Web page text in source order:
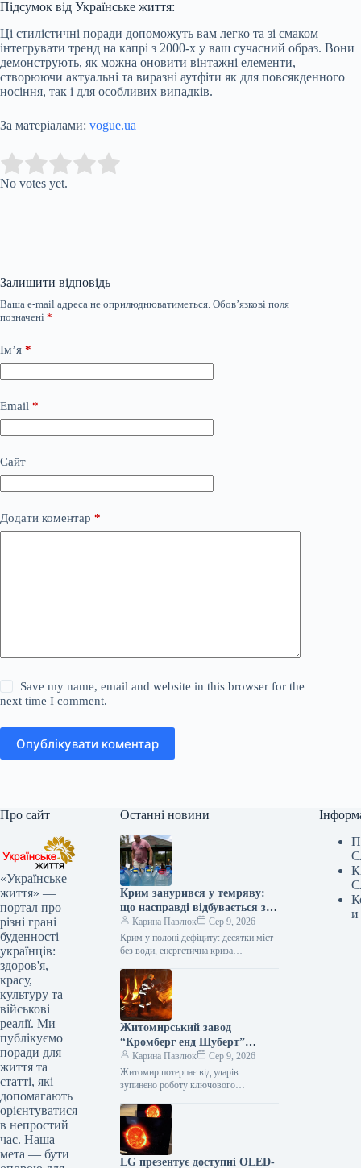
Підсумок від Українське життя:
Ці стилістичні поради допоможуть вам легко та зі смаком
інтегрувати тренд на капрі з 2000-х у ваш сучасний образ. Вони
демонструють, як можна оновити вінтажні елементи,
створюючи актуальні та виразні аутфіти як для повсякденного
носіння, так і для особливих випадків.
За матеріалами: vogue.ua
Rate this item:
No votes yet.
Залишити відповідь
Ваша e-mail адреса не оприлюднюватиметься. Обов’язкові поля
позначені *
Ім’я *
Email *
Сайт
Додати коментар *
Save my name, email and website in this browser for the
next time I comment.
Опублікувати коментар
Про сайт
«Українське
життя» —
портал про
різні грані
буденності
українців:
здоров'я,
красу,
культуру та
військові
реалії. Ми
публікуємо
поради для
життя та
статті, які
допомагають
орієнтуватися
в непростий
час. Наша
мета — бути
Останні новини
Крим занурився у темряву:
що насправді відбувається з
енерго- та водопостачанням
півострова
Карина Павлюк
Сер 9, 2026
Крим у полоні дефіциту: десятки міст
без води, енергетична криза
стикається з серйозними проблемами:
водопостачання припинено у…
Житомирський завод
“Кромберг енд Шуберт”
призупинив роботу: що
відомо
Карина Павлюк
Сер 9, 2026
Житомир потерпає від ударів:
зупинено роботу ключового
Внаслідок нічної атаки російських
військ значних руйнувань зазнало
підприємство…
LG презентує доступні OLED-
и